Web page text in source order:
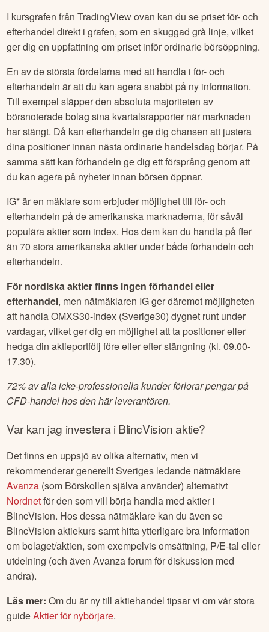
I kursgrafen från TradingView ovan kan du se priset för- och
efterhandel direkt i grafen, som en skuggad grå linje, vilket
ger dig en uppfattning om priset inför ordinarie börsöppning.
En av de största fördelarna med att handla i för- och
efterhandeln är att du kan agera snabbt på ny information.
Till exempel släpper den absoluta majoriteten av
börsnoterade bolag sina kvartalsrapporter när marknaden
har stängt. Då kan efterhandeln ge dig chansen att justera
dina positioner innan nästa ordinarie handelsdag börjar. På
samma sätt kan förhandeln ge dig ett försprång genom att
du kan agera på nyheter innan börsen öppnar.
IG* är en mäklare som erbjuder möjlighet till för- och
efterhandeln på de amerikanska marknaderna, för såväl
populära aktier som index. Hos dem kan du handla på fler
än 70 stora amerikanska aktier under både förhandeln och
efterhandeln.
För nordiska aktier finns ingen förhandel eller
efterhandel, men nätmäklaren IG ger däremot möjligheten
att handla OMXS30-index (Sverige30) dygnet runt under
vardagar, vilket ger dig en möjlighet att ta positioner eller
hedga din aktieportfölj före eller efter stängning (kl. 09.00-
17.30).
72% av alla icke-professionella kunder förlorar pengar på
CFD-handel hos den här leverantören.
Var kan jag investera iBlincVisionaktie?
Det finns en uppsjö av olika alternativ, men vi
rekommenderar generellt Sveriges ledande nätmäklare
Avanza (som Börskollen själva använder) alternativt
Nordnetför den som vill börja handla med aktier i
BlincVision. Hos dessa nätmäklare kan du även se
BlincVision aktiekurs samt hitta ytterligare bra information
om bolaget/aktien, som exempelvis omsättning, P/E-tal eller
utdelning (och även Avanza forum för diskussion med
andra).
Läs mer: Om du är ny till aktiehandel tipsar vi om vår stora
guideAktier för nybörjare.